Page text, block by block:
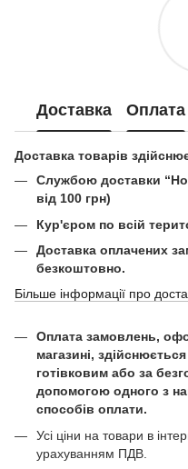
Доставка Оплата
Доставка товарів
Службою доставки
від 100 грн)
Кур'єром по всій
Доставка оплачених
безкоштовно.
Більше інформації про
Оплата замовлень,
магазині,
готівковим або за
допомогою одного з
способів оплати.
Усі ціни на товари в
урахуванням ПДВ.